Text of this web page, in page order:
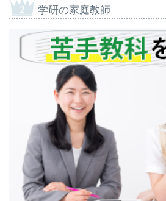
学研の家庭教師